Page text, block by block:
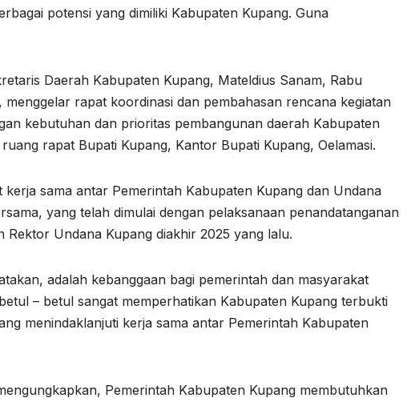
potensi yang dimiliki Kabupaten Kupang. Guna
Daerah Kabupaten Kupang, Mateldius Sanam, Rabu
rapat koordinasi dan pembahasan rencana kegiatan
kebutuhan dan prioritas pembangunan daerah Kabupaten
rapat Bupati Kupang, Kantor Bupati Kupang, Oelamasi.
sama antar Pemerintah Kabupaten Kupang dan Undana
yang telah dimulai dengan pelaksanaan penandatanganan
Undana Kupang diakhir 2025 yang lalu.
adalah kebanggaan bagi pemerintah dan masyarakat
– betul sangat memperhatikan Kabupaten Kupang terbukti
menindaklanjuti kerja sama antar Pemerintah Kabupaten
Pemerintah Kabupaten Kupang membutuhkan